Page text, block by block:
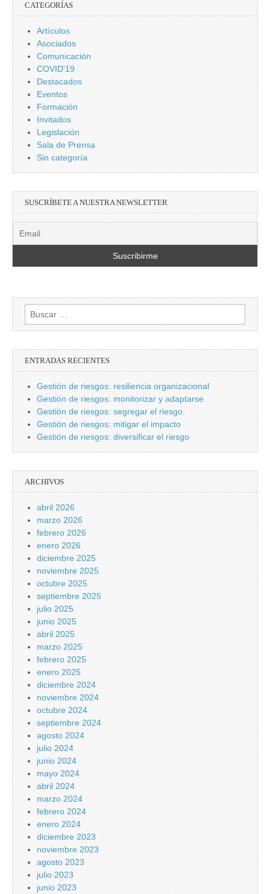
CATEGORÍAS
Artículos
Asociados
Comunicación
COVID'19
Destacados
Eventos
Formación
Invitados
Legislación
Sala de Prensa
Sin categoría
SUSCRÍBETE A NUESTRA NEWSLETTER
Buscar:
ENTRADAS RECIENTES
Gestión de riesgos: resiliencia organizacional
Gestión de riesgos: monitorizar y adaptarse
Gestión de riesgos: segregar el riesgo.
Gestión de riesgos: mitigar el impacto
Gestión de riesgos: diversificar el riesgo
ARCHIVOS
abril 2026
marzo 2026
febrero 2026
enero 2026
diciembre 2025
noviembre 2025
octubre 2025
septiembre 2025
julio 2025
junio 2025
abril 2025
marzo 2025
febrero 2025
enero 2025
diciembre 2024
noviembre 2024
octubre 2024
septiembre 2024
agosto 2024
julio 2024
junio 2024
mayo 2024
abril 2024
marzo 2024
febrero 2024
enero 2024
diciembre 2023
noviembre 2023
agosto 2023
julio 2023
junio 2023